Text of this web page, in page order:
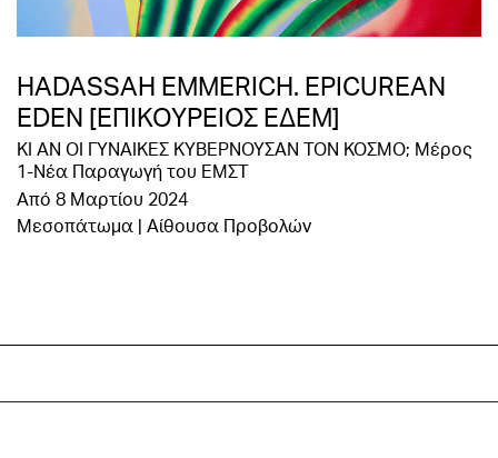
HADASSAH EMMERICH. EPICUREAN
EDEN [ΕΠΙΚΟΥΡΕΙΟΣ ΕΔΕΜ]
ΚΙ ΑΝ ΟΙ ΓΥΝΑΙΚΕΣ ΚΥΒΕΡΝΟΥΣΑΝ ΤΟΝ ΚΟΣΜΟ; Μέρος
1-Νέα Παραγωγή του ΕΜΣΤ
Από 8 Μαρτίου 2024
Μεσοπάτωμα | Αίθουσα Προβολών